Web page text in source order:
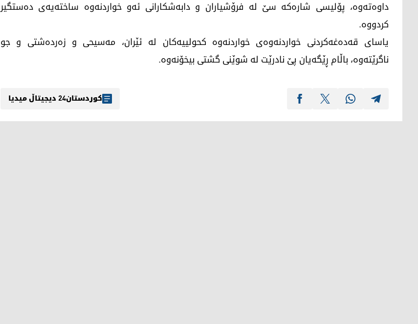
داوەتەوە، پۆلیسی شارەکە سێ لە فرۆشیاران و دابەشکارانی ئەو خواردنەوە ساختەیەی دەستگیر
کردووە.
یاسای قەدەغەکردنی خواردنەوەی خواردنەوە کحولییەکان لە ئێران، مەسیحی و زەردەشتی و جو
ناگرێتەوە، باڵام ڕێگەیان پێ نادرێت لە شوێنی گشتی بیخۆنەوە.
کوردستان24 دیجیتاڵ میدیا